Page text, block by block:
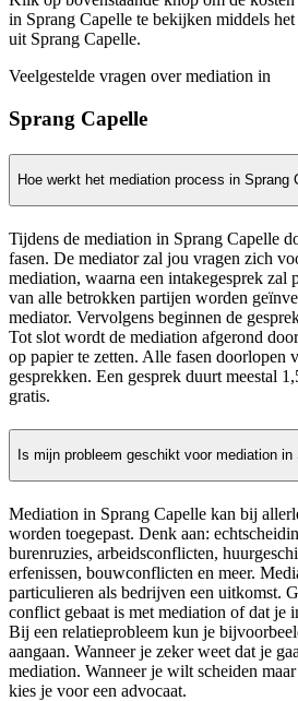
in Sprang Capelle te bekijken middels
uit Sprang Capelle.
Veelgestelde vragen over mediation in
Sprang Capelle
Hoe werkt het mediation process in Sprang
Tijdens de mediation in Sprang Capelle
fasen. De mediator zal jou vragen zich
mediation, waarna een intakegesprek zal
van alle betrokken partijen worden
mediator. Vervolgens beginnen de
Tot slot wordt de mediation afgerond
op papier te zetten. Alle fasen doorlopen
gesprekken. Een gesprek duurt meestal
gratis.
Is mijn probleem geschikt voor mediation in
Mediation in Sprang Capelle kan bij
worden toegepast. Denk aan:
burenruzies, arbeidsconflicten,
erfenissen, bouwconflicten en meer.
particulieren als bedrijven een uitkomst.
conflict gebaat is met mediation of dat je
Bij een relatieprobleem kun je
aangaan. Wanneer je zeker weet dat je
mediation. Wanneer je wilt scheiden
kies je voor een advocaat.